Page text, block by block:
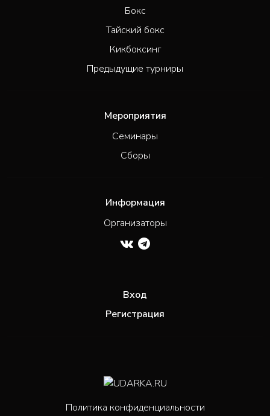
Бокс
Тайский бокс
Кикбоксинг
Предыдущие турниры
Мероприятия
Семинары
Сборы
Информация
Организаторы
Вход
Регистрация
Политика конфиденциальности